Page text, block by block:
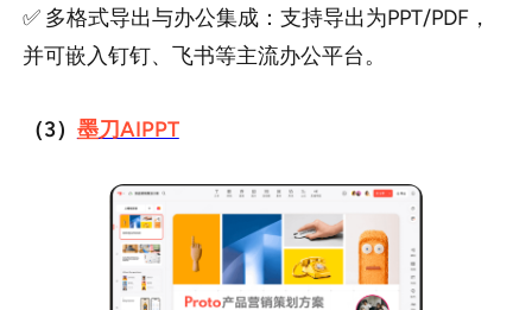
✅ 多格式导出与办公集成：支持导出为PPT/PDF，
并可嵌入钉钉、飞书等主流办公平台。
（3） 墨刀AIPPT